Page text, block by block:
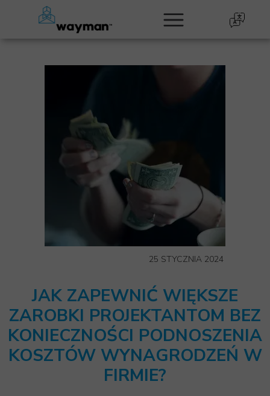
25 STYCZNIA 2024
JAK ZAPEWNIĆ WIĘKSZE
ZAROBKI PROJEKTANTOM BEZ
KONIECZNOŚCI PODNOSZENIA
KOSZTÓW WYNAGRODZEŃ W
FIRMIE?